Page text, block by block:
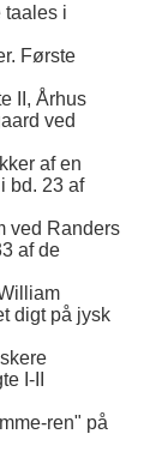
taales i
Første
II, Århus
ved
af en
bd. 23 af
ved Randers
af de
digt på jysk
I-II
ren" på